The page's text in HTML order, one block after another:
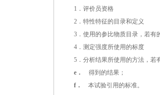
1．评价员资格
2．特性特征的目录和定义
3．使用的参比物质目录，若有
4．测定强度所使用的标度
5．分析结果所使用的方法，若
e．
得到的结果；
f．
本试验引用的标准。